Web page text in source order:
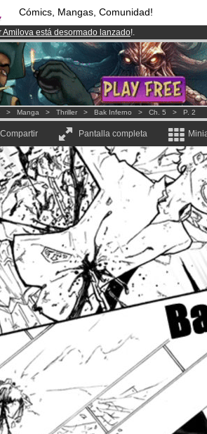
Cómics, Mangas, Comunidad!
Amilova está desormado lanzado!.
Premium por3.95 eurosal mes!Hazte Premium ya
100000miembrosy 1000 Cómics y Mangas!.
> Manga > Thriller > Bak Inferno > Ch. 5 > P. 2
Compartir Pantalla completa